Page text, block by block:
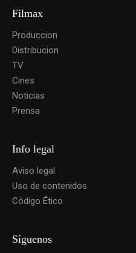
Filmax
Produccion
Distribucion
TV
Cines
Noticias
Prensa
Info legal
Aviso legal
Uso de contenidos
Código Ético
Síguenos